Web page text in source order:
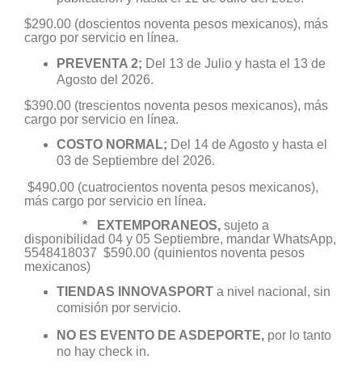
$290.00 (doscientos noventa pesos mexicanos), más
cargo por servicio en línea.
PREVENTA 2; Del 13 de Julio y hasta el 13 de
Agosto del 2026.
$390.00 (trescientos noventa pesos mexicanos), más
cargo por servicio en línea.
COSTO NORMAL; Del 14 de Agosto y hasta el
03 de Septiembre del 2026.
$490.00 (cuatrocientos noventa pesos mexicanos),
más cargo por servicio en línea.
* EXTEMPORANEOS, sujeto a
disponibilidad 04 y 05 Septiembre, mandar WhatsApp,
5548418037 $590.00 (quinientos noventa pesos
mexicanos)​​​​​​
TIENDAS INNOVASPORT a nivel nacional, sin
comisión por servicio.
NO ES EVENTO DE ASDEPORTE, por lo tanto
no hay check in.